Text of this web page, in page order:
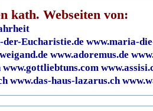
kath. Webseiten von:
Eucharistie.de www.maria-
www.adoremus.de
www.gottliebtuns.com
www.das-haus-lazarus.ch